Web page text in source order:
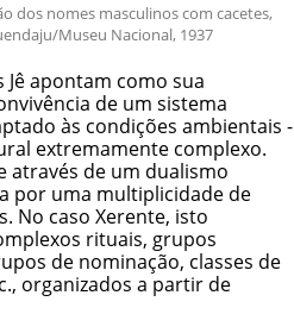
dos nomes masculinos com cacetes,
Museu Nacional, 1937
apontam como sua
de um sistema
às condições ambientais -
extremamente complexo.
através de um dualismo
por uma multiplicidade de
No caso Xerente, isto
rituais, grupos
de nominação, classes de
organizados a partir de